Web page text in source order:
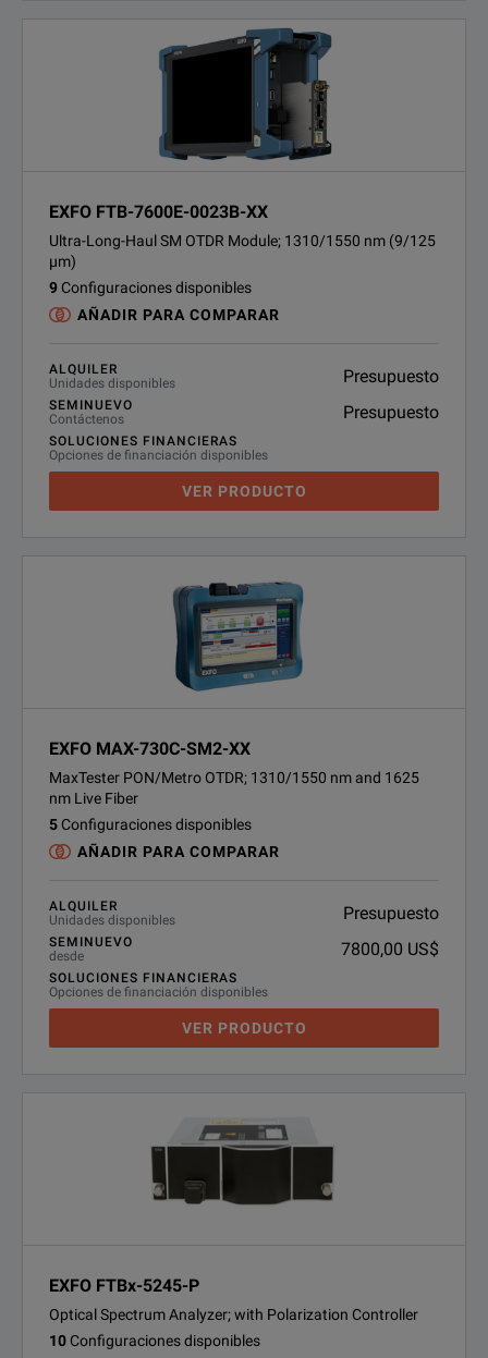
EXFO FTB-7600E-0023B-XX
Ultra-Long-Haul SM OTDR Module; 1310/1550 nm (9/125
µm)
9 Configuraciones disponibles
AÑADIR PARA COMPARAR
ALQUILER
Unidades disponibles
Presupuesto
SEMINUEVO
Contáctenos
Presupuesto
SOLUCIONES FINANCIERAS
Opciones de financiación disponibles
VER PRODUCTO
EXFO MAX-730C-SM2-XX
MaxTester PON/Metro OTDR; 1310/1550 nm and 1625
nm Live Fiber
5 Configuraciones disponibles
AÑADIR PARA COMPARAR
ALQUILER
Unidades disponibles
Presupuesto
SEMINUEVO
desde
7800,00 US$
SOLUCIONES FINANCIERAS
Opciones de financiación disponibles
VER PRODUCTO
EXFO FTBx-5245-P
Optical Spectrum Analyzer; with Polarization Controller
10 Configuraciones disponibles